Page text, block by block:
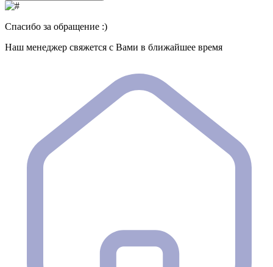
Спасибо за обращение :)
Наш менеджер свяжется с Вами в ближайшее время